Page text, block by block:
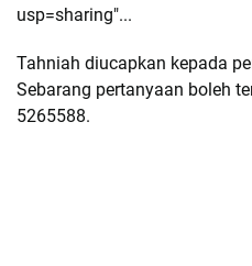
usp=sharing"...
Tahniah diucapkan kepada
Sebarang pertanyaan boleh
5265588.